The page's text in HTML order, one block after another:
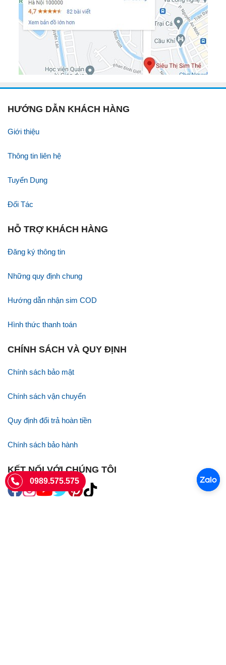
HƯỚNG DẪN KHÁCH HÀNG
Giới thiệu
Thông tin liên hệ
Tuyển Dụng
Đối Tác
HỖ TRỢ KHÁCH HÀNG
Đăng ký thông tin
Những quy định chung
Hướng dẫn nhận sim COD
Hình thức thanh toán
CHÍNH SÁCH VÀ QUY ĐỊNH
Chính sách bảo mật
Chính sách vận chuyển
Quy định đổi trả hoàn tiền
Chính sách bảo hành
KẾT NỐI VỚI CHÚNG TÔI
0989.575.575